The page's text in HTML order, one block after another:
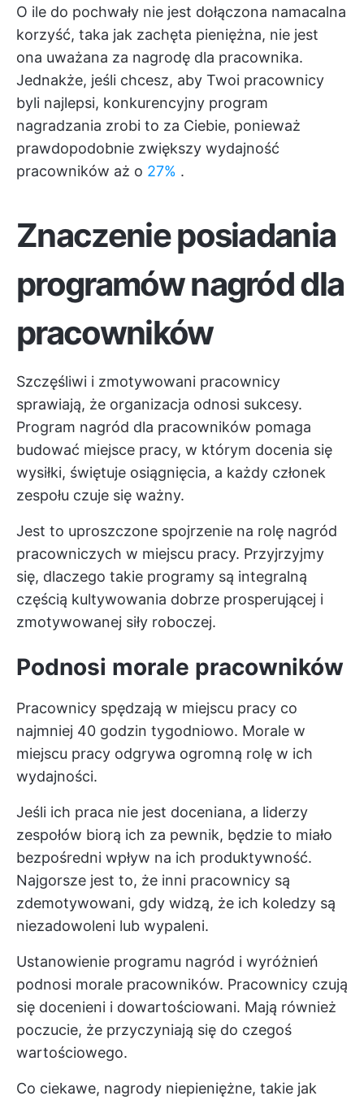
O ile do pochwały nie jest dołączona namacalna
korzyść, taka jak zachęta pieniężna, nie jest
ona uważana za nagrodę dla pracownika.
Jednakże, jeśli chcesz, aby Twoi pracownicy
byli najlepsi, konkurencyjny program
nagradzania zrobi to za Ciebie, ponieważ
prawdopodobnie zwiększy wydajność
pracowników aż o 27% .
Znaczenie posiadania
programów nagród dla
pracowników
Szczęśliwi i zmotywowani pracownicy
sprawiają, że organizacja odnosi sukcesy.
Program nagród dla pracowników pomaga
budować miejsce pracy, w którym docenia się
wysiłki, świętuje osiągnięcia, a każdy członek
zespołu czuje się ważny.
Jest to uproszczone spojrzenie na rolę nagród
pracowniczych w miejscu pracy. Przyjrzyjmy
się, dlaczego takie programy są integralną
częścią kultywowania dobrze prosperującej i
zmotywowanej siły roboczej.
Podnosi morale pracowników
Pracownicy spędzają w miejscu pracy co
najmniej 40 godzin tygodniowo. Morale w
miejscu pracy odgrywa ogromną rolę w ich
wydajności.
Jeśli ich praca nie jest doceniana, a liderzy
zespołów biorą ich za pewnik, będzie to miało
bezpośredni wpływ na ich produktywność.
Najgorsze jest to, że inni pracownicy są
zdemotywowani, gdy widzą, że ich koledzy są
niezadowoleni lub wypaleni.
Ustanowienie programu nagród i wyróżnień
podnosi morale pracowników. Pracownicy czują
się docenieni i dowartościowani. Mają również
poczucie, że przyczyniają się do czegoś
wartościowego.
Co ciekawe, nagrody niepieniężne, takie jak